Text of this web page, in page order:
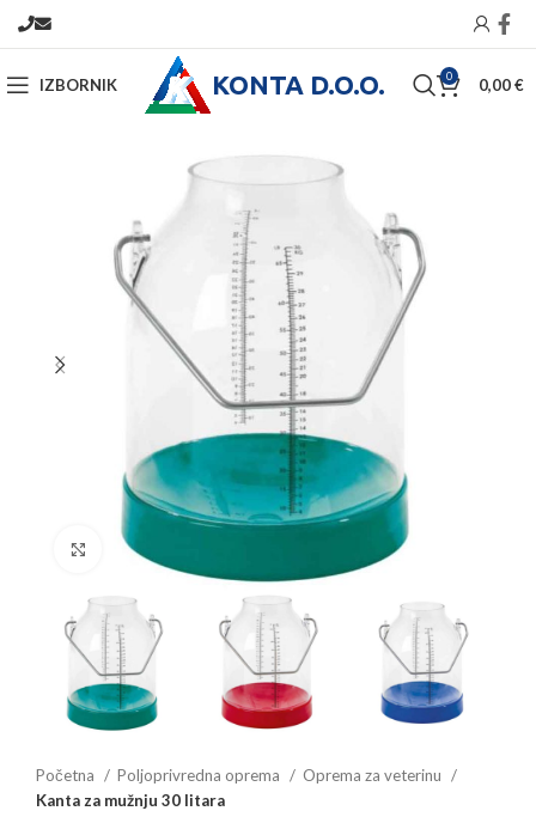
IZBORNIK KONTA D.O.O. 0 0,00€
Povećajte sliku
Početna Poljoprivredna oprema
Oprema za veterinu
Kanta za mužnju 30 litara